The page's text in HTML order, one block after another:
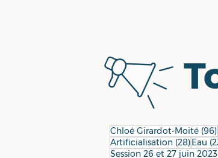
Chloé Girardot-Moité (96)
Artificialisation (28)28
Eau
Session 26 et 27 juin 2023